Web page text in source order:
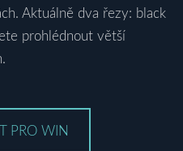
Aktuálně dva řezy: black
prohlédnout větší
PRO WIN